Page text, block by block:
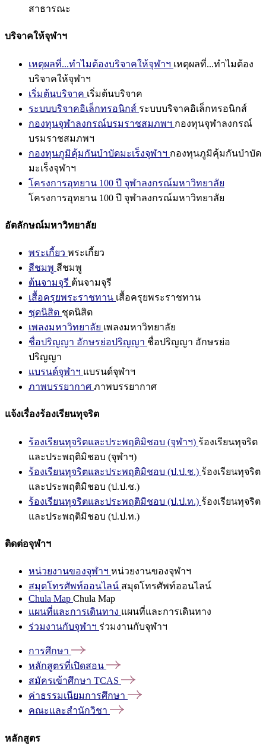
สาธารณะ
บริจาคให้จุฬาฯ
เหตุผลที่...ทำไมต้องบริจาคให้จุฬาฯ เหตุผลที่...ทำไมต้อง
บริจาคให้จุฬาฯ
เริ่มต้นบริจาค เริ่มต้นบริจาค
ระบบบริจาคอิเล็กทรอนิกส์ ระบบบริจาคอิเล็กทรอนิกส์
กองทุนจุฬาลงกรณ์บรมราชสมภพฯ กองทุนจุฬาลงกรณ์
บรมราชสมภพฯ
กองทุนภูมิคุ้มกันบำบัดมะเร็งจุฬาฯ กองทุนภูมิคุ้มกันบำบัด
มะเร็งจุฬาฯ
โครงการอุทยาน 100 ปี จุฬาลงกรณ์มหาวิทยาลัย
โครงการอุทยาน 100 ปี จุฬาลงกรณ์มหาวิทยาลัย
อัตลักษณ์มหาวิทยาลัย
พระเกี้ยว พระเกี้ยว
สีชมพู สีชมพู
ต้นจามจุรี ต้นจามจุรี
เสื้อครุยพระราชทาน เสื้อครุยพระราชทาน
ชุดนิสิต ชุดนิสิต
เพลงมหาวิทยาลัย เพลงมหาวิทยาลัย
ชื่อปริญญา อักษรย่อปริญญา ชื่อปริญญา อักษรย่อ
ปริญญา
แบรนด์จุฬาฯ แบรนด์จุฬาฯ
ภาพบรรยากาศ ภาพบรรยากาศ
แจ้งเรื่องร้องเรียนทุจริต
ร้องเรียนทุจริตและประพฤติมิชอบ (จุฬาฯ) ร้องเรียนทุจริต
และประพฤติมิชอบ (จุฬาฯ)
ร้องเรียนทุจริตและประพฤติมิชอบ (ป.ป.ช.) ร้องเรียนทุจริต
และประพฤติมิชอบ (ป.ป.ช.)
ร้องเรียนทุจริตและประพฤติมิชอบ (ป.ป.ท.) ร้องเรียนทุจริต
และประพฤติมิชอบ (ป.ป.ท.)
ติดต่อจุฬาฯ
หน่วยงานของจุฬาฯ หน่วยงานของจุฬาฯ
สมุดโทรศัพท์ออนไลน์ สมุดโทรศัพท์ออนไลน์
Chula Map Chula Map
แผนที่และการเดินทาง แผนที่และการเดินทาง
ร่วมงานกับจุฬาฯ ร่วมงานกับจุฬาฯ
การศึกษา
หลักสูตรที่เปิดสอน
สมัครเข้าศึกษา TCAS
ค่าธรรมเนียมการศึกษา
คณะและสำนักวิชา
หลักสูตร